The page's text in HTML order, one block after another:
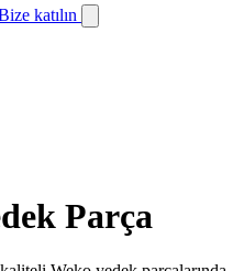
katılın
Parça